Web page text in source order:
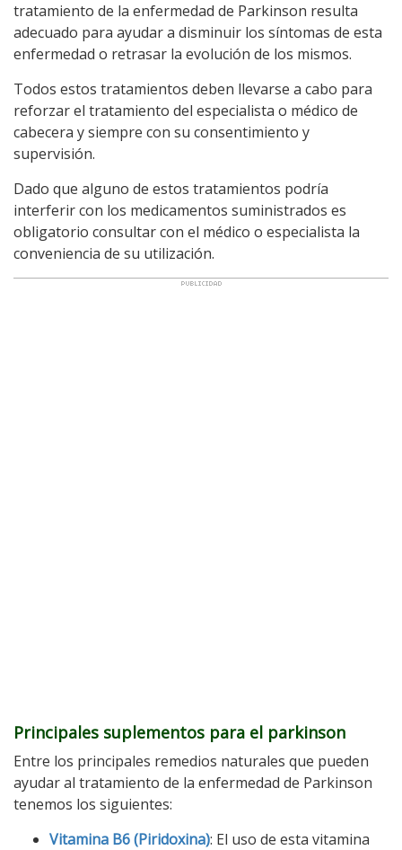
tratamiento de la enfermedad de Parkinson resulta
adecuado para ayudar a disminuir los síntomas de esta
enfermedad o retrasar la evolución de los mismos.
Todos estos tratamientos deben llevarse a cabo para
reforzar el tratamiento del especialista o médico de
cabecera y siempre con su consentimiento y
supervisión.
Dado que alguno de estos tratamientos podría
interferir con los medicamentos suministrados es
obligatorio consultar con el médico o especialista la
conveniencia de su utilización.
Principales suplementos para el parkinson
Entre los principales remedios naturales que pueden
ayudar al tratamiento de la enfermedad de Parkinson
tenemos los siguientes:
Vitamina B6 (Piridoxina): El uso de esta vitamina